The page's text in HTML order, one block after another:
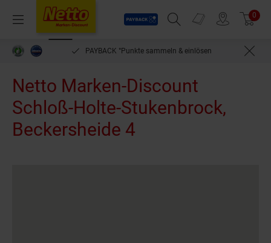
Menü
Payback
Suchfeld einblenden
Prospekte 0
PAYBACK °Punkte sammeln & einlösen
Netto Marken-Discount
Schloß-Holte-Stukenbrock,
Beckersheide 4